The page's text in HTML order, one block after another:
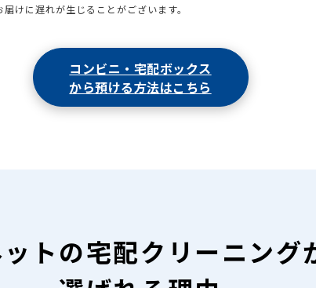
けに遅れが生じることがございます。
コンビニ・宅配ボックス
から預ける方法はこちら
トの宅配クリーニング